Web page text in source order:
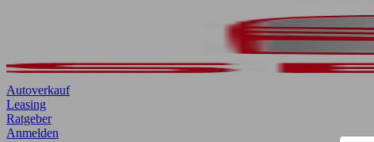
Autoverkauf
Leasing
Ratgeber
Anmelden